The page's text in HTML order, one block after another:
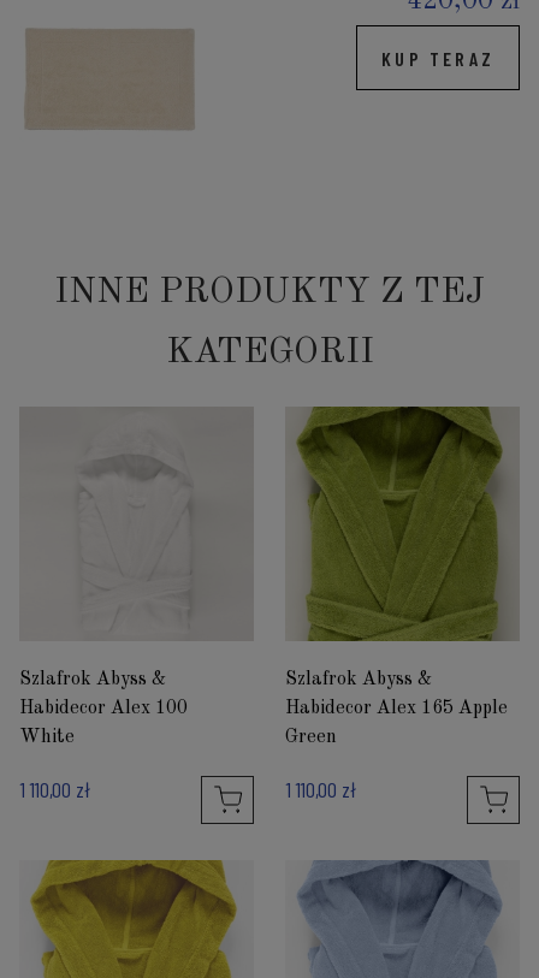
KUP TERAZ
INNE PRODUKTY Z TEJ
KATEGORII
Szlafrok Abyss &
Habidecor Alex 100
White
1 110,00 zł
Szlafrok Abyss &
Habidecor Alex 165 Apple
Green
1 110,00 zł